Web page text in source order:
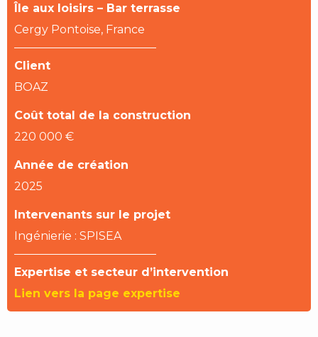
Île aux loisirs – Bar terrasse
Cergy Pontoise, France
Client
BOAZ
Coût total de la construction
220 000 €
Année de création
2025
Intervenants sur le projet
Ingénierie : SPISEA
Expertise et secteur d’intervention
Lien vers la page expertise